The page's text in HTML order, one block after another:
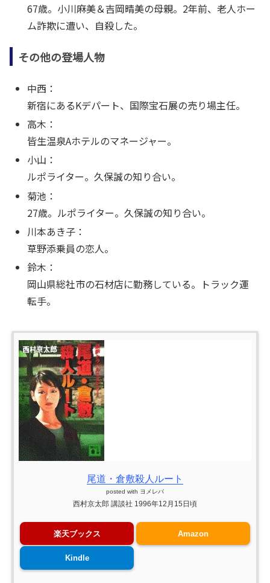
67歳。小川麻美＆吉岡晴美の母親。2年前、老人ホー
ム詐欺に遭い、自殺した。
その他の登場人物
中西：
新宿にあるKデパート、国際宝石展の売り場主任。
高木：
皆生温泉Aホテルのマネージャー。
小山：
ルポライター。久保誠の知り合い。
菊池：
27歳。ルポライター。久保誠の知り合い。
川本あき子：
草野添乗員の恋人。
鈴木：
岡山県総社市の石材店に勤務している。トラック運
転手。
尾道・倉敷殺人ルート
posted with ヨメレバ
西村京太郎 講談社 1996年12月15日頃
楽天ブックス Amazon
Kindle